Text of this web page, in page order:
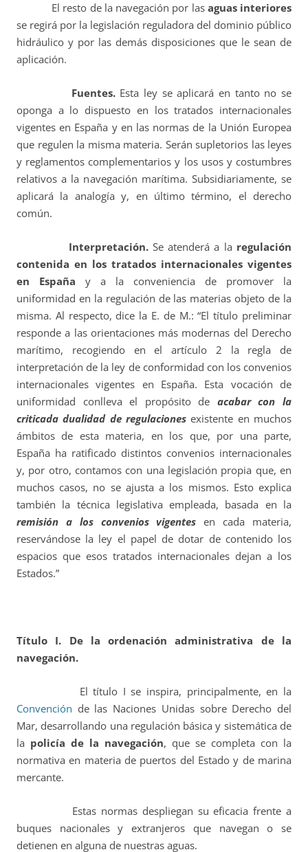
El resto de la navegación por las aguas interiores
se regirá por la legislación reguladora del dominio público
hidráulico y por las demás disposiciones que le sean de
aplicación.
Fuentes. Esta ley se aplicará en tanto no se
oponga a lo dispuesto en los tratados internacionales
vigentes en España y en las normas de la Unión Europea
que regulen la misma materia. Serán supletorios las leyes
y reglamentos complementarios y los usos y costumbres
relativos a la navegación marítima. Subsidiariamente, se
aplicará la analogía y, en último término, el derecho
común.
Interpretación.Se atenderá a la regulación
contenida en los tratados internacionales vigentes
en España y a la conveniencia de promover la
uniformidad en la regulación de las materias objeto de la
misma. Al respecto, dice la E. de M.: “El título preliminar
responde a las orientaciones más modernas del Derecho
marítimo, recogiendo en el artículo 2 la regla de
interpretación de la ley de conformidad con los convenios
internacionales vigentes en España. Esta vocación de
uniformidad conlleva el propósito de acabar con la
criticada dualidad de regulaciones existente en muchos
ámbitos de esta materia, en los que, por una parte,
España ha ratificado distintos convenios internacionales
y, por otro, contamos con una legislación propia que, en
muchos casos, no se ajusta a los mismos. Esto explica
también la técnica legislativa empleada, basada en la
remisión a los convenios vigentes en cada materia,
reservándose la ley el papel de dotar de contenido los
espacios que esos tratados internacionales dejan a los
Estados.”
Título I. De la ordenación administrativa de la
navegación.
El título I se inspira, principalmente, en la
Convención de las Naciones Unidas sobre Derecho del
Mar, desarrollando una regulación básica y sistemática de
la policía de la navegación, que se completa con la
normativa en materia de puertos del Estado y de marina
mercante.
Estas normas despliegan su eficacia frente a
buques nacionales y extranjeros que navegan o se
detienen en alguna de nuestras aguas.